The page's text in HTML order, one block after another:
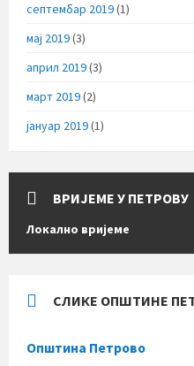
септембар 2019(1)
мај 2019(3)
април 2019(3)
март 2019(2)
јануар 2019(1)
ВРИЈЕМЕ У ПЕТРОВУ
Локално вријеме
СЛИКЕ ОПШТИНЕ
Општина Петрово